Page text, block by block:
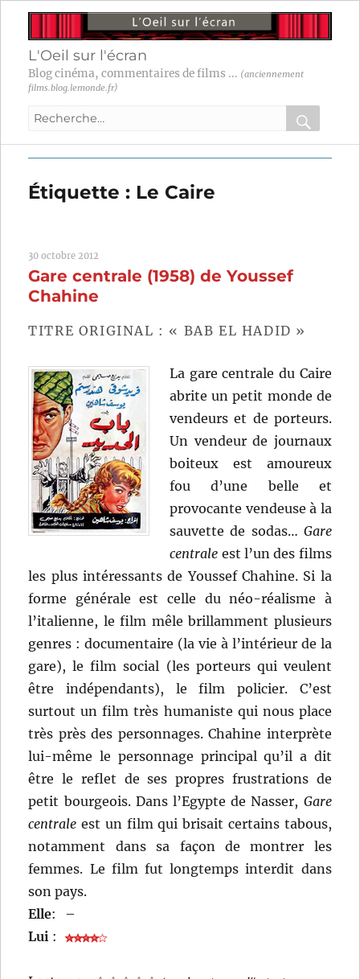
L'Oeil sur l'écran
Blog cinéma, commentaires de films ... (anciennement
films.blog.lemonde.fr)
Recherche
:
OK
Étiquette : Le Caire
30 octobre 2012
Gare centrale (1958) de Youssef
Chahine
TITRE ORIGINAL : « BAB EL HADID »
La gare centrale du Caire
abrite un petit monde de
vendeurs et de porteurs.
Un vendeur de journaux
boiteux est amoureux
fou d’une belle et
provocante vendeuse à la
sauvette de sodas… Gare
centrale est l’un des films
les plus intéressants de Youssef Chahine. Si la
forme générale est celle du néo-réalisme à
l’italienne, le film mêle brillamment plusieurs
genres : documentaire (la vie à l’intérieur de la
gare), le film social (les porteurs qui veulent
être indépendants), le film policier. C’est
surtout un film très humaniste qui nous place
très près des personnages. Chahine interprète
lui-même le personnage principal qu’il a dit
être le reflet de ses propres frustrations de
petit bourgeois. Dans l’Egypte de Nasser, Gare
centrale est un film qui brisait certains tabous,
notamment dans sa façon de montrer les
femmes. Le film fut longtemps interdit dans
son pays.
Elle:
–
Lui :